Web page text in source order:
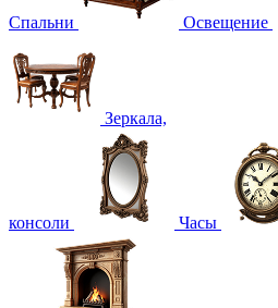
Спальни Освещение
Зеркала,
консоли Часы